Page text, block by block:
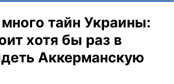
тайн Украины:
хотя бы раз в
Аккерманскую